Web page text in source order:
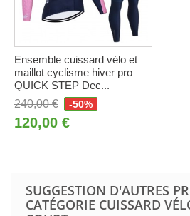
Ensemble cuissard vélo et
maillot cyclisme hiver pro
QUICK STEP Dec...
240,00 €
-50%
120,00 €
SUGGESTION D'AUTRES
CATÉGORIE CUISSARD